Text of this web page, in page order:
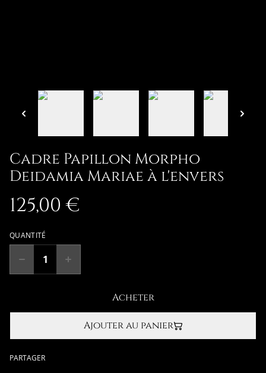
Cadre Papillon Morpho
Deidamia Mariae à l'envers
125,00 €
QUANTITÉ
Acheter
Ajouter au panier
PARTAGER